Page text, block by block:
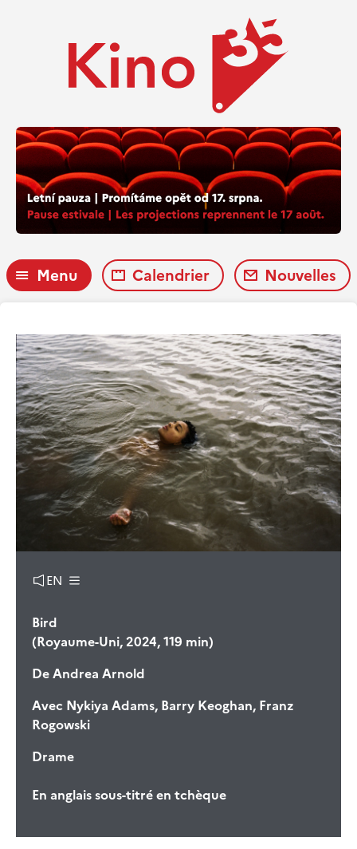
Menu Calendrier Nouvelles
EN
Bird
(Royaume-Uni, 2024, 119 min)
DeAndrea Arnold
Avec Nykiya Adams, Barry Keoghan, Franz
Rogowski
Drame
En anglais sous-titré en tchèque